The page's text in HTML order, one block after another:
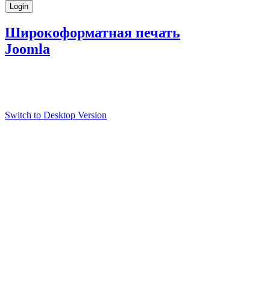
Широкоформатная печать
Joomla
Switch to Desktop Version